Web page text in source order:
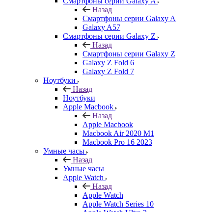
Назад
Смартфоны серии Galaxy A
Galaxy A57
Смартфоны серии Galaxy Z
Назад
Смартфоны серии Galaxy Z
Galaxy Z Fold 6
Galaxy Z Fold 7
Ноутбуки
Назад
Ноутбуки
Apple Macbook
Назад
Apple Macbook
Macbook Air 2020 M1
Macbook Pro 16 2023
Умные часы
Назад
Умные часы
Apple Watch
Назад
Apple Watch
Apple Watch Series 10